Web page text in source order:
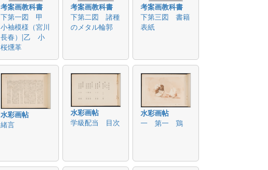
考案画教科書
下第一図 甲
小袖模様（宮川
長春）|乙 小
桜燻革
考案画教科書
下第二図 諸種
のメタル輪郭
考案画教科書
下第三図 書籍
表紙
水彩画帖
緒言
水彩画帖
学級配当 目次
水彩画帖
一 第一 鶏